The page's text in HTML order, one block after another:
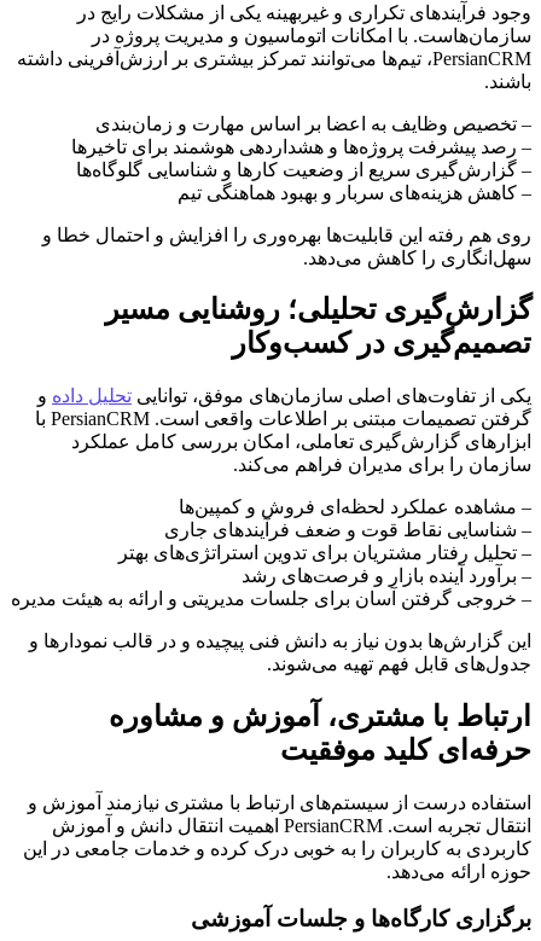
وجود فرآیندهای تکراری و غیربهینه یکی از مشکلات رایج در
سازمان‌هاست. با امکانات اتوماسیون و مدیریت پروژه در
PersianCRM، تیم‌ها می‌توانند تمرکز بیشتری بر ارزش‌آفرینی داشته
باشند.
– تخصیص وظایف به اعضا بر اساس مهارت و زمان‌بندی
– رصد پیشرفت پروژه‌ها و هشداردهی هوشمند برای تاخیرها
– گزارش‌گیری سریع از وضعیت کارها و شناسایی گلوگاه‌ها
– کاهش هزینه‌های سربار و بهبود هماهنگی تیم
روی‌ هم رفته این قابلیت‌ها بهره‌وری را افزایش و احتمال خطا و
سهل‌انگاری را کاهش می‌دهد.
گزارش‌گیری تحلیلی؛ روشنایی مسیر
تصمیم‌گیری در کسب‌وکار
یکی از تفاوت‌های اصلی سازمان‌های موفق، توانایی تحلیل داده و
گرفتن تصمیمات مبتنی بر اطلاعات واقعی است. PersianCRM با
ابزارهای گزارش‌گیری تعاملی، امکان بررسی کامل عملکرد
سازمان را برای مدیران فراهم می‌کند.
– مشاهده عملکرد لحظه‌ای فروش و کمپین‌ها
– شناسایی نقاط قوت و ضعف فرآیندهای جاری
– تحلیل رفتار مشتریان برای تدوین استراتژی‌های بهتر
– برآورد آینده بازار و فرصت‌های رشد
– خروجی گرفتن آسان برای جلسات مدیریتی و ارائه به هیئت مدیره
این گزارش‌ها بدون نیاز به دانش فنی پیچیده و در قالب نمودارها و
جدول‌های قابل فهم تهیه می‌شوند.
ارتباط با مشتری، آموزش و مشاوره
حرفه‌ای کلید موفقیت
استفاده درست از سیستم‌های ارتباط با مشتری نیازمند آموزش و
انتقال تجربه است. PersianCRM اهمیت انتقال دانش و آموزش
کاربردی به کاربران را به خوبی درک کرده و خدمات جامعی در این
حوزه ارائه می‌دهد.
برگزاری کارگاه‌ها و جلسات آموزشی